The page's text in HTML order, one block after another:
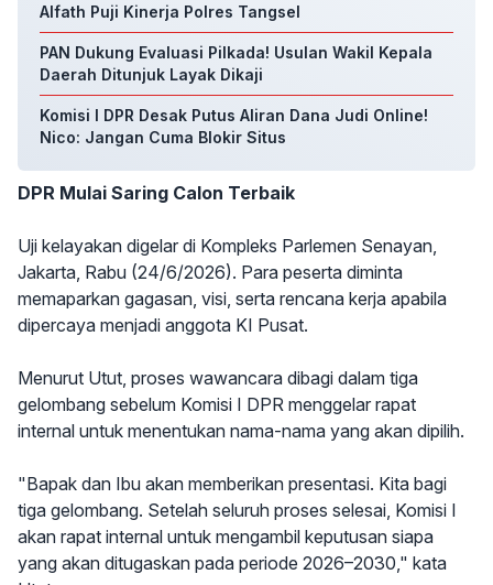
Alfath Puji Kinerja Polres Tangsel
PAN Dukung Evaluasi Pilkada! Usulan Wakil Kepala
Daerah Ditunjuk Layak Dikaji
Komisi I DPR Desak Putus Aliran Dana Judi Online!
Nico: Jangan Cuma Blokir Situs
DPR Mulai Saring Calon Terbaik
Uji kelayakan digelar di Kompleks Parlemen Senayan,
Jakarta, Rabu (24/6/2026). Para peserta diminta
memaparkan gagasan, visi, serta rencana kerja apabila
dipercaya menjadi anggota KI Pusat.
Menurut Utut, proses wawancara dibagi dalam tiga
gelombang sebelum Komisi I DPR menggelar rapat
internal untuk menentukan nama-nama yang akan dipilih.
"Bapak dan Ibu akan memberikan presentasi. Kita bagi
tiga gelombang. Setelah seluruh proses selesai, Komisi I
akan rapat internal untuk mengambil keputusan siapa
yang akan ditugaskan pada periode 2026–2030," kata